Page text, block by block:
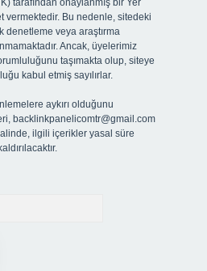
tarafından onaylanmış bir Yer
vermektedir. Bu nedenle, sitedeki
denetleme veya araştırma
Ancak, üyelerimiz
taşımakta olup, siteye
kabul etmiş sayılırlar.
aykırı olduğunu
backlinkpanelicomtr@gmail.com
ilgili içerikler yasal süre